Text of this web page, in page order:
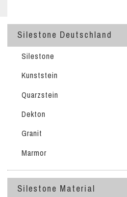
Silestone Deutschland
Silestone
Kunststein
Quarzstein
Dekton
Granit
Marmor
Silestone Material